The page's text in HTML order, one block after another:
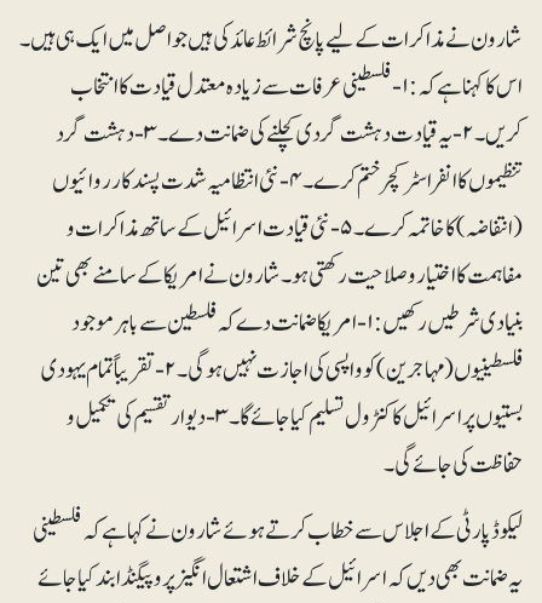
شارون نے مذاکرات کے لیے پانچ شرائط عائد کی ہیں جو اصل میں ایک ہی ہیں۔
اس کا کہنا ہے کہ: ۱-فلسطینی عرفات سے زیادہ معتدل قیادت کا انتخاب
کریں۔ ۲- یہ قیادت دہشت گردی کچلنے کی ضمانت دے۔ ۳- دہشت گرد
تنظیموں کا انفراسٹرکچر ختم کرے۔ ۴- نئی انتظامیہ شدت پسند کارروائیوں
(انتفاضہ) کا خاتمہ کرے۔ ۵-نئی قیادت اسرائیل کے ساتھ مذاکرات و
مفاہمت کا اختیار و صلاحیت رکھتی ہو۔ شارون نے امریکا کے سامنے بھی تین
بنیادی شرطیں رکھیں: ۱- امریکا ضمانت دے کہ فلسطین سے باہر موجود
فلسطینیوں (مہاجرین) کو واپسی کی اجازت نہیں ہوگی۔ ۲-تقریباً تمام یہودی
بستیوں پر اسرائیل کا کنٹرول تسلیم کیا جائے گا۔ ۳- دیوار تقسیم کی تکمیل و
حفاظت کی جائے گی۔
لیکوڈ پارٹی کے اجلاس سے خطاب کرتے ہوئے شارون نے کہا ہے کہ فلسطینی
یہ ضمانت بھی دیں کہ اسرائیل کے خلاف اشتعال انگیز پروپیگنڈا بند کیا جائے